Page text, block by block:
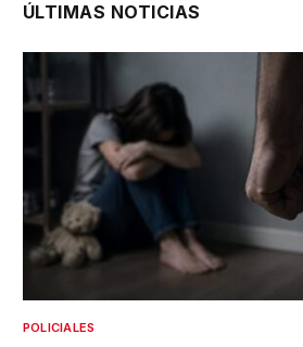
ÚLTIMAS NOTICIAS
POLICIALES